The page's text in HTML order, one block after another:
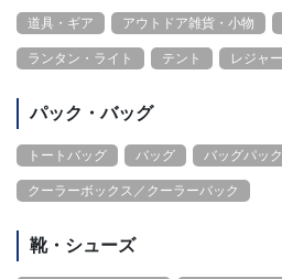
道具・ギア アウトドア雑貨・小物
ランタン・ライト テント レジャ
パック・バッグ
トートバッグ バッグ バッグパック
クーラーボックス／クーラーバック
靴・シューズ